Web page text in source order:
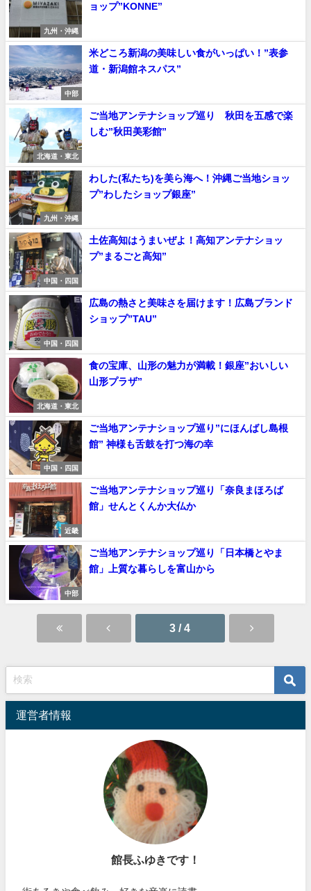
九州・沖縄
ョップ”KONNE”
中部
米どころ新潟の美味しい食がいっぱい！”表参
道・新潟館ネスパス”
北海道・東北
ご当地アンテナショップ巡り 秋田を五感で楽
しむ”秋田美彩館”
九州・沖縄
わした(私たち)を美ら海へ！沖縄ご当地ショッ
プ”わしたショップ銀座”
中国・四国
土佐高知はうまいぜよ！高知アンテナショッ
プ”まるごと高知”
中国・四国
広島の熱さと美味さを届けます！広島ブランド
ショップ”TAU”
北海道・東北
食の宝庫、山形の魅力が満載！銀座”おいしい
山形プラザ”
中国・四国
ご当地アンテナショップ巡り”にほんばし島根
館” 神様も舌鼓を打つ海の幸
近畿
ご当地アンテナショップ巡り「奈良まほろば
館」せんとくんか大仏か
中部
ご当地アンテナショップ巡り「日本橋とやま
館」上質な暮らしを富山から
3 / 4
運営者情報
館長ふゆきです！